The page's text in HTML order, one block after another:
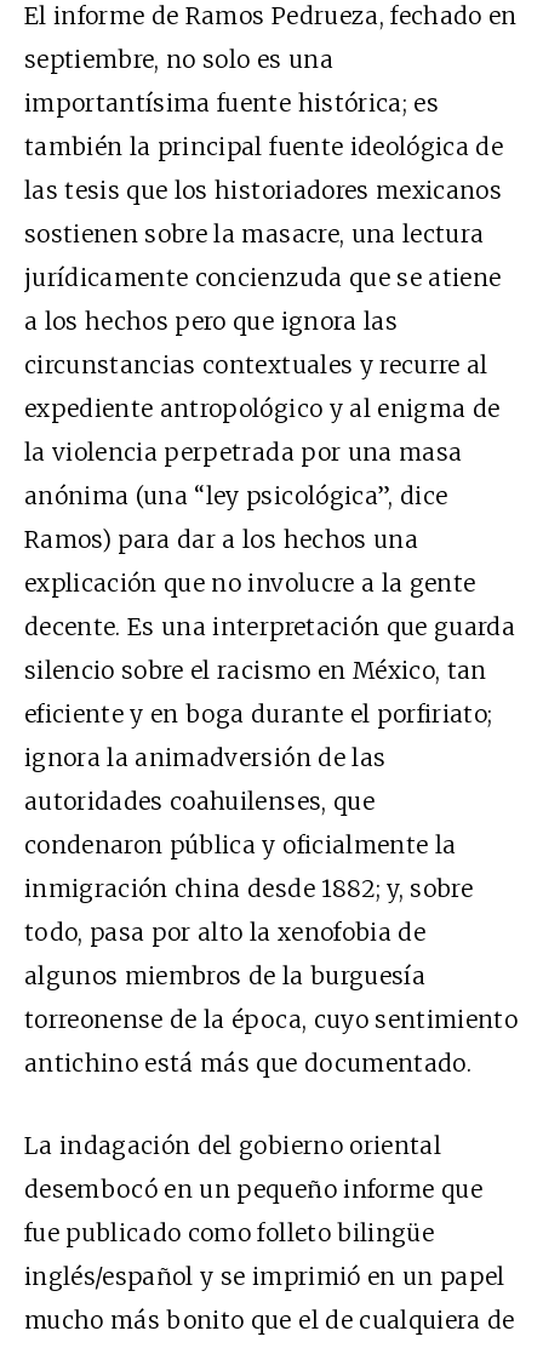
El informe de Ramos Pedrueza, fechado en
septiembre, no solo es una
importantísima fuente histórica; es
también la principal fuente ideológica de
las tesis que los historiadores mexicanos
sostienen sobre la masacre, una lectura
jurídicamente concienzuda que se atiene
a los hechos pero que ignora las
circunstancias contextuales y recurre al
expediente antropológico y al enigma de
la violencia perpetrada por una masa
anónima (una “ley psicológica”, dice
Ramos) para dar a los hechos una
explicación que no involucre a la gente
decente. Es una interpretación que guarda
silencio sobre el racismo en México, tan
eficiente y en boga durante el porfiriato;
ignora la animadversión de las
autoridades coahuilenses, que
condenaron pública y oficialmente la
inmigración china desde 1882; y, sobre
todo, pasa por alto la xenofobia de
algunos miembros de la burguesía
torreonense de la época, cuyo sentimiento
antichino está más que documentado.
La indagación del gobierno oriental
desembocó en un pequeño informe que
fue publicado como folleto bilingüe
inglés/español y se imprimió en un papel
mucho más bonito que el de cualquiera de